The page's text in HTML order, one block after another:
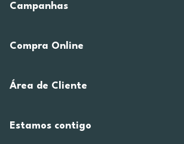
Campanhas
Compra Online
Área de Cliente
Estamos contigo